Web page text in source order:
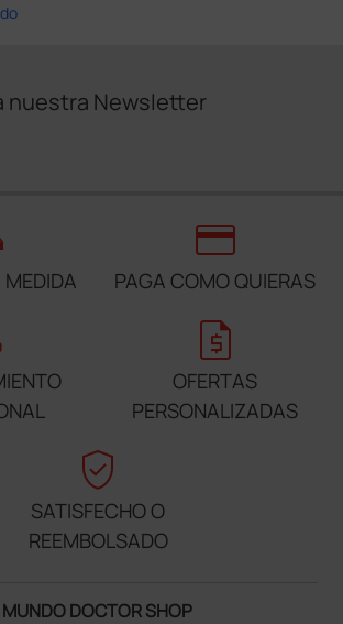
nuestra Newsletter
MEDIDA
credit_card
PAGA COMO QUIERAS
request_quote
OFERTAS
PERSONALIZADAS
verified_user
SATISFECHO O
REEMBOLSADO
MUNDO DOCTOR SHOP